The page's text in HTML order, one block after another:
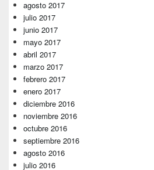
agosto 2017
julio 2017
junio 2017
mayo 2017
abril 2017
marzo 2017
febrero 2017
enero 2017
diciembre 2016
noviembre 2016
octubre 2016
septiembre 2016
agosto 2016
julio 2016